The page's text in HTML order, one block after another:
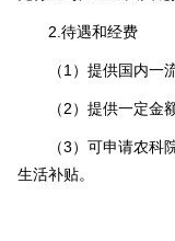
2.待遇和经费
（1）提供国内一
（2）提供一定金
（3）可申请农
生活补贴。